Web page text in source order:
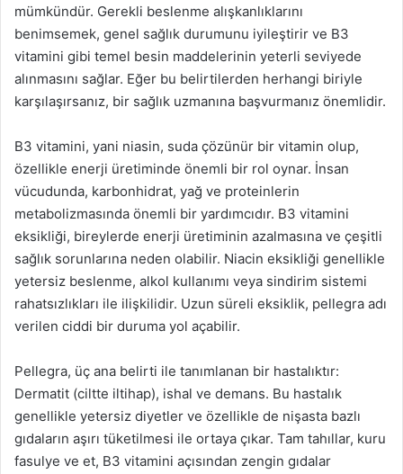
mümkündür. Gerekli beslenme alışkanlıklarını
benimsemek, genel sağlık durumunu iyileştirir ve B3
vitamini gibi temel besin maddelerinin yeterli seviyede
alınmasını sağlar. Eğer bu belirtilerden herhangi biriyle
karşılaşırsanız, bir sağlık uzmanına başvurmanız önemlidir.
B3 vitamini, yani niasin, suda çözünür bir vitamin olup,
özellikle enerji üretiminde önemli bir rol oynar. İnsan
vücudunda, karbonhidrat, yağ ve proteinlerin
metabolizmasında önemli bir yardımcıdır. B3 vitamini
eksikliği, bireylerde enerji üretiminin azalmasına ve çeşitli
sağlık sorunlarına neden olabilir. Niacin eksikliği genellikle
yetersiz beslenme, alkol kullanımı veya sindirim sistemi
rahatsızlıkları ile ilişkilidir. Uzun süreli eksiklik, pellegra adı
verilen ciddi bir duruma yol açabilir.
Pellegra, üç ana belirti ile tanımlanan bir hastalıktır:
Dermatit (ciltte iltihap), ishal ve demans. Bu hastalık
genellikle yetersiz diyetler ve özellikle de nişasta bazlı
gıdaların aşırı tüketilmesi ile ortaya çıkar. Tam tahıllar, kuru
fasulye ve et, B3 vitamini açısından zengin gıdalar